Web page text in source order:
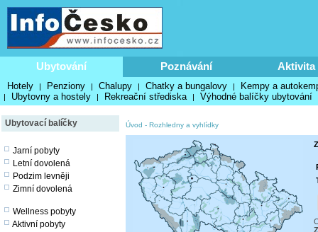
Ubytování Poznávání Aktivita
Hotely | Penziony | Chalupy | Chatky a bungalovy | Kempy a
| Ubytovny a hostely | Rekreační střediska | Výhodné balíčky ubytování
Ubytovací balíčky
Jarní pobyty
Letní dovolená
Podzim levněji
Zimní dovolená
Wellness pobyty
Aktivní pobyty
Úvod - Rozhledny a vyhlídky